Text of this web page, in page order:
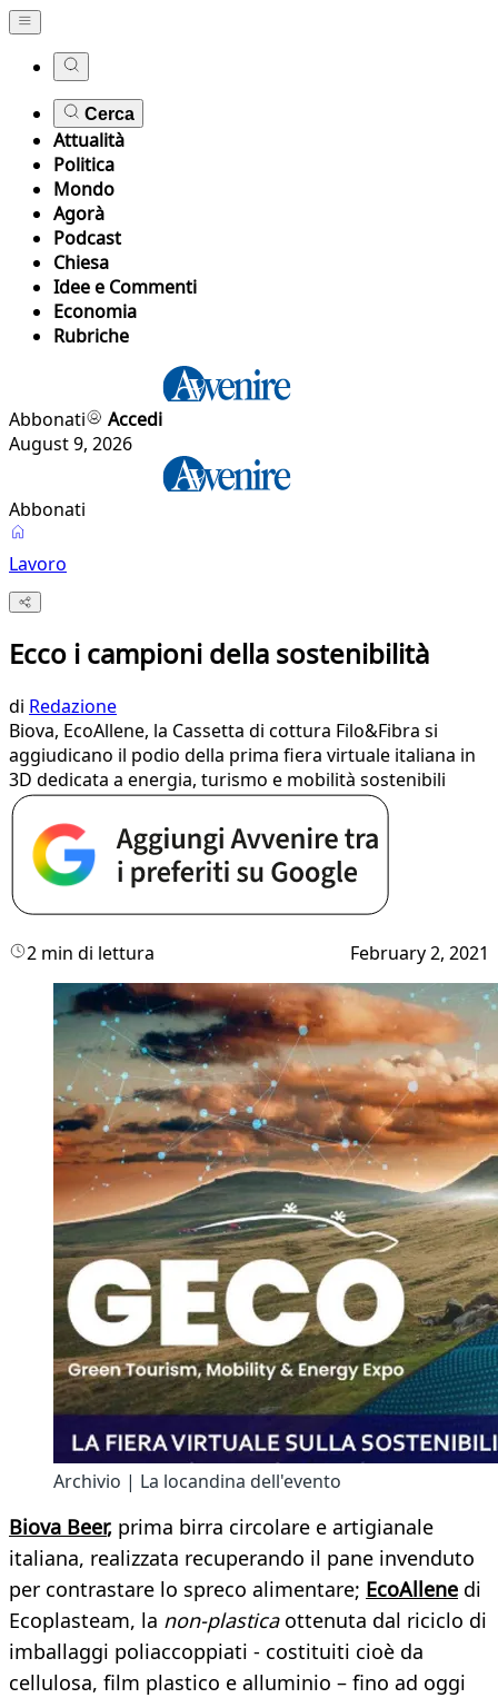
Cerca
Attualità
Politica
Mondo
Agorà
Podcast
Chiesa
Idee e Commenti
Economia
Rubriche
Abbonati
Accedi
August 9, 2026
Abbonati
Lavoro
Ecco i campioni della sostenibilità
di Redazione
Biova, EcoAllene, la Cassetta di cottura Filo&Fibra si
aggiudicano il podio della prima fiera virtuale italiana in
3D dedicata a energia, turismo e mobilità sostenibili
2 min di lettura February 2, 2021
Archivio | La locandina dell'evento
Biova Beer, prima birra circolare e artigianale
italiana, realizzata recuperando il pane invenduto
per contrastare lo spreco alimentare; EcoAllene di
Ecoplasteam, la non-plasticaottenuta dal riciclo di
imballaggi poliaccoppiati - costituiti cioè da
cellulosa, film plastico e alluminio – fino ad oggi